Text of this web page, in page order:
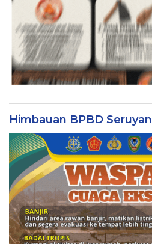
Himbauan BPBD Seruyan